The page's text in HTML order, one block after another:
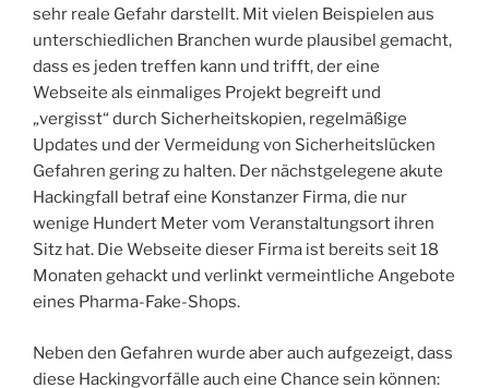
sehr reale Gefahr darstellt. Mit vielen Beispielen aus
unterschiedlichen Branchen wurde plausibel gemacht,
dass es jeden treffen kann und trifft, der eine
Webseite als einmaliges Projekt begreift und
„vergisst“ durch Sicherheitskopien, regelmäßige
Updates und der Vermeidung von Sicherheitslücken
Gefahren gering zu halten. Der nächstgelegene akute
Hackingfall betraf eine Konstanzer Firma, die nur
wenige Hundert Meter vom Veranstaltungsort ihren
Sitz hat. Die Webseite dieser Firma ist bereits seit 18
Monaten gehackt und verlinkt vermeintliche Angebote
eines Pharma-Fake-Shops.
Neben den Gefahren wurde aber auch aufgezeigt, dass
diese Hackingvorfälle auch eine Chance sein können: